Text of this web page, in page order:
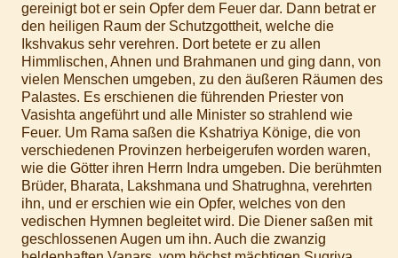
gereinigt bot er sein Opfer dem Feuer dar. Dann betrat er
den heiligen Raum der Schutzgottheit, welche die
Ikshvakus sehr verehren. Dort betete er zu allen
Himmlischen, Ahnen und Brahmanen und ging dann, von
vielen Menschen umgeben, zu den äußeren Räumen des
Palastes. Es erschienen die führenden Priester von
Vasishta angeführt und alle Minister so strahlend wie
Feuer. Um Rama saßen die Kshatriya Könige, die von
verschiedenen Provinzen herbeigerufen worden waren,
wie die Götter ihren Herrn Indra umgeben. Die berühmten
Brüder, Bharata, Lakshmana und Shatrughna, verehrten
ihn, und er erschien wie ein Opfer, welches von den
vedischen Hymnen begleitet wird. Die Diener saßen mit
geschlossenen Augen um ihn. Auch die zwanzig